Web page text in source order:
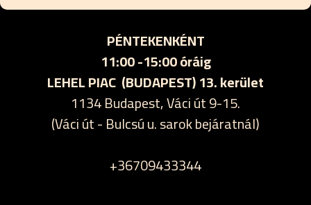
PÉNTEKENKÉNT
11:00 -15:00 óráig
LEHEL PIAC (BUDAPEST) 13. kerület
1134 Budapest, Váci út 9-15.
(Váci út - Bulcsú u. sarok bejáratnál)
+36709433344